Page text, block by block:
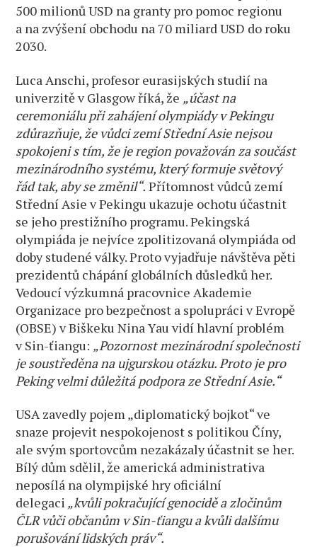
500 milionů USD na granty pro pomoc regionu
a na zvýšení obchodu na 70 miliard USD do roku
2030.
Luca Anschi, profesor eurasijských studií na
univerzitě v Glasgow říká, že „účast na
ceremoniálu při zahájení olympiády v Pekingu
zdůrazňuje, že vůdci zemí Střední Asie nejsou
spokojeni s tím, že je region považován za součást
mezinárodního systému, který formuje světový
řád tak, aby se změnil“. Přítomnost vůdců zemí
Střední Asie v Pekingu ukazuje ochotu účastnit
se jeho prestižního programu. Pekingská
olympiáda je nejvíce zpolitizovaná olympiáda od
doby studené války. Proto vyjadřuje návštěva pěti
prezidentů chápání globálních důsledků her.
Vedoucí výzkumná pracovnice Akademie
Organizace pro bezpečnost a spolupráci v Evropě
(OBSE) v Biškeku Nina Yau vidí hlavní problém
v Sin-ťiangu: „Pozornost mezinárodní společnosti
je soustředěna na ujgurskou otázku. Proto je pro
Peking velmi důležitá podpora ze Střední Asie.“
USA zavedly pojem „diplomatický bojkot“ ve
snaze projevit nespokojenost s politikou Číny,
ale svým sportovcům nezakázaly účastnit se her.
Bílý dům sdělil, že americká administrativa
neposílá na olympijské hry oficiální
delegaci „kvůli pokračující genocidě a zločinům
ČLR vůči občanům v Sin-ťiangu a kvůli dalšímu
porušování lidských práv“.